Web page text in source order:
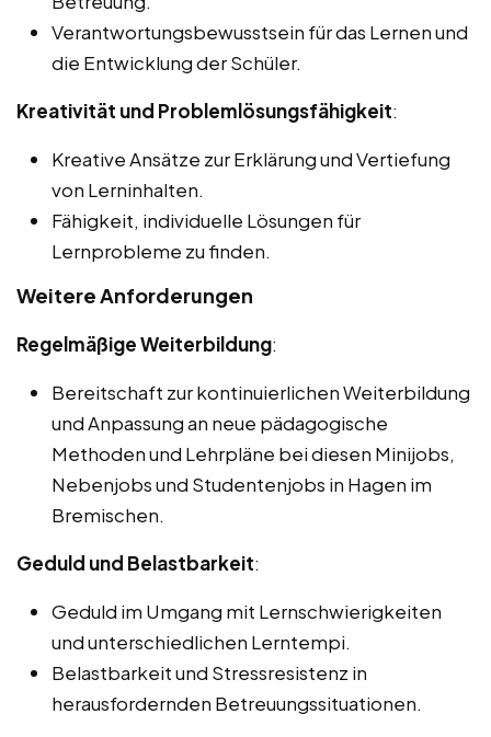
Verantwortungsbewusstsein für das Lernen und
die Entwicklung der Schüler.
Kreativität und Problemlösungsfähigkeit:
Kreative Ansätze zur Erklärung und Vertiefung
von Lerninhalten.
Fähigkeit, individuelle Lösungen für
Lernprobleme zu finden.
Weitere Anforderungen
Regelmäßige Weiterbildung:
Bereitschaft zur kontinuierlichen Weiterbildung
und Anpassung an neue pädagogische
Methoden und Lehrpläne bei diesen Minijobs,
Nebenjobs und Studentenjobs in Hagen im
Bremischen.
Geduld und Belastbarkeit:
Geduld im Umgang mit Lernschwierigkeiten
und unterschiedlichen Lerntempi.
Belastbarkeit und Stressresistenz in
herausfordernden Betreuungssituationen.